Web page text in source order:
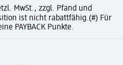
MwSt., zzgl. Pfand und
ist nicht rabattfähig.(#) Für
PAYBACK Punkte.